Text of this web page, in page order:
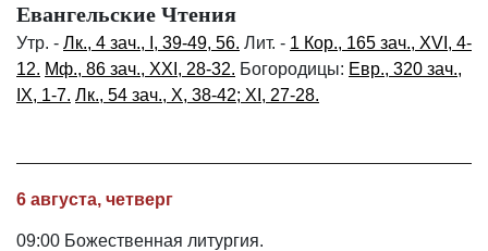
Евангельские Чтения
Утр. - Лк., 4 зач., I, 39-49, 56. Лит. - 1 Кор., 165 зач., XVI, 4-
12. Мф., 86 зач., XXI, 28-32. Богородицы: Евр., 320 зач.,
IX, 1-7. Лк., 54 зач., X, 38-42; XI, 27-28.
6 августа, четверг
09:00 Божественная литургия.